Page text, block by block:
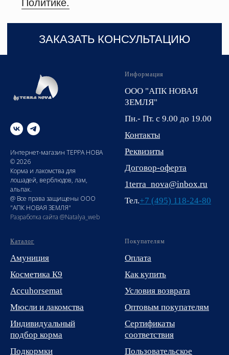
Интернет-магазин ТЕРРА НОВА
© 2026
Корма и лакомства для
лошадей, верблюдов, лам,
альпак.
@ Все права защищены ООО
"АПК НОВАЯ ЗЕМЛЯ"
Разработка сайта @Natalya_web
Информация
ООО "АПК НОВАЯ
ЗЕМЛЯ"
Пн.- Пт. с 9.00 до 19.00
Контакты
Реквизиты
Договор-оферта
1terra_nova@inbox.ru
Тел.+7 (495) 118-24-80
Каталог
Амуниция
Косметика К9
Accuhorsemat
Мюсли и лакомства
Индивидуальный
подбор корма
Подкормки
Покупателям
Оплата
Как купить
Условия возврата
Оптовым покупателям
Сертификаты
соответствия
Пользовательское